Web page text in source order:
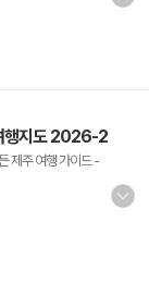
행지도 2026-2
제주 여행 가이드-